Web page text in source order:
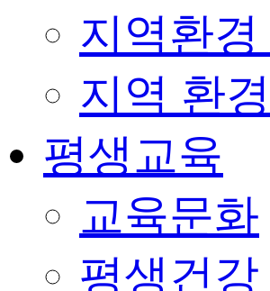
지역환
지역 환
평생교육
교육문화
평생건강